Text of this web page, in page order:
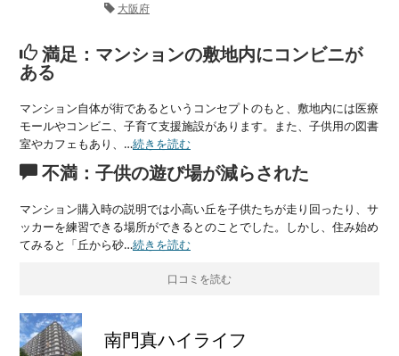
大阪府
満足：マンションの敷地内にコンビニが
ある
マンション自体が街であるというコンセプトのもと、敷地内には医療
モールやコンビニ、子育て支援施設があります。また、子供用の図書
室やカフェもあり、…続きを読む
不満：子供の遊び場が減らされた
マンション購入時の説明では小高い丘を子供たちが走り回ったり、サ
ッカーを練習できる場所ができるとのことでした。しかし、住み始め
てみると「丘から砂…続きを読む
口コミを読む
南門真ハイライフ